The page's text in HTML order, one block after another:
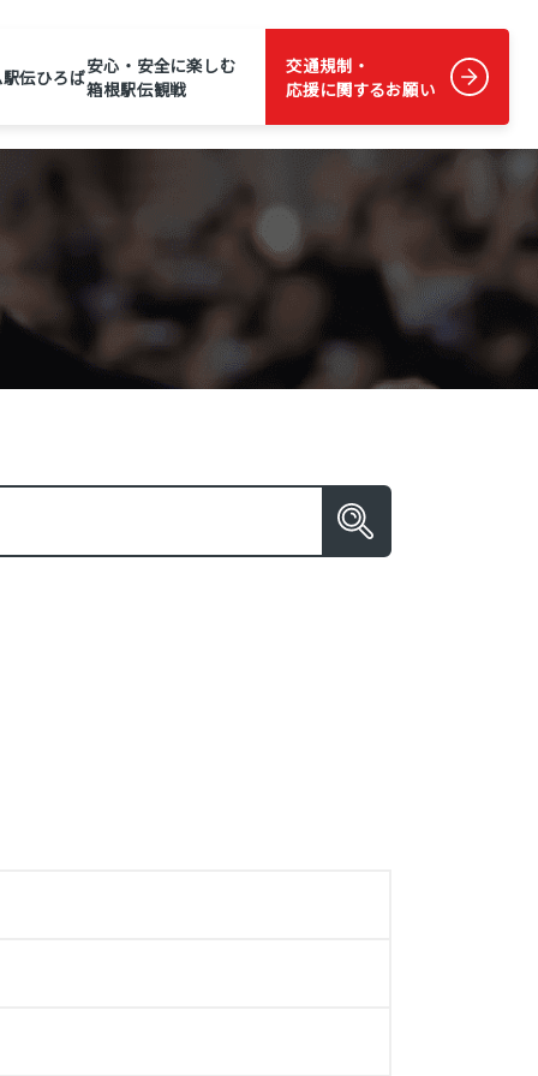
駅伝ひろば安心・安全に楽しむ
箱根駅伝観戦
交通規制・
応援に関するお願い